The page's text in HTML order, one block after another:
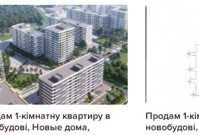
1-кімнатну квартиру в
Новые дома,
Продам 1-